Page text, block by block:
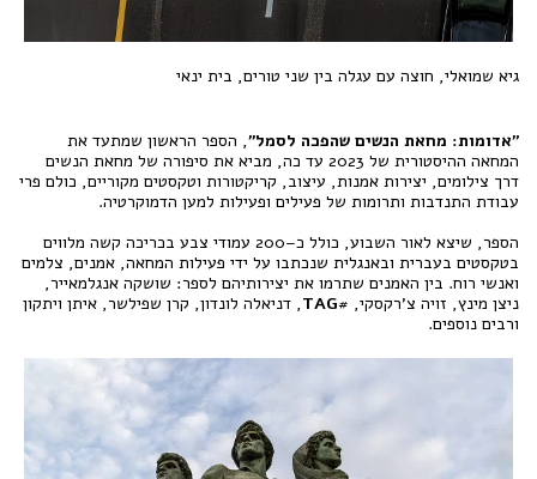
גיא שמואלי, חוצה עם עגלה בין שני טורים, בית ינאי
"אדומות: מחאת הנשים שהפכה לסמל", הספר הראשון שמתעד את
המחאה ההיסטורית של 2023 עד כה, מביא את סיפורה של מחאת הנשים
דרך צילומים, יצירות אמנות, עיצוב, קריקטורות וטקסטים מקוריים, כולם פרי
עבודת התנדבות ותרומות של פעילים ופעילות למען הדמוקרטיה.
הספר, שיצא לאור השבוע, כולל כ–200 עמודי צבע בכריכה קשה מלווים
בטקסטים בעברית ובאנגלית שנכתבו על ידי פעילות המחאה, אמנים, צלמים
ואנשי רוח. בין האמנים שתרמו את יצירותיהם לספר: שושקה אנגלמאייר,
ניצן מינץ, זויה צ'רקסקי, #TAG, דניאלה לונדון, קרן שפילשר, איתן ויתקון
ורבים נוספים.